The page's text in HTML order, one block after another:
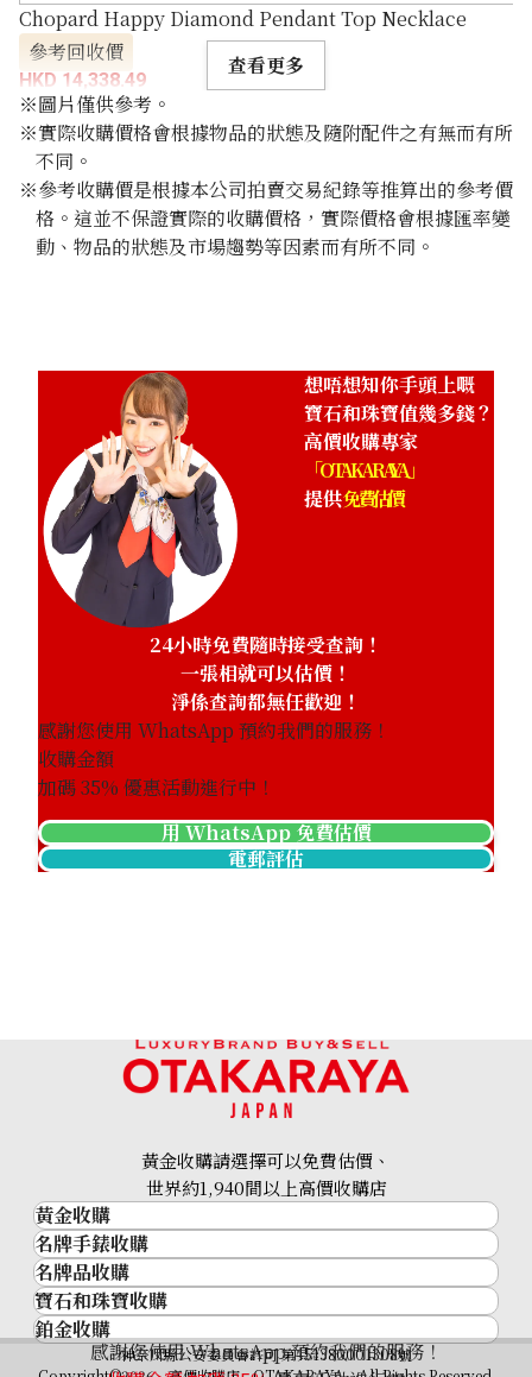
Chopard Happy Diamond Pendant Top Necklace
參考回收價
HKD 14,338.49
查看更多
※圖片僅供參考。
※實際收購價格會根據物品的狀態及隨附配件之有無而有所
不同。
※參考收購價是根據本公司拍賣交易紀錄等推算出的參考價
格。這並不保證實際的收購價格，實際價格會根據匯率變
動、物品的狀態及市場趨勢等因素而有所不同。
想唔想知你手頭上嘅
寶石和珠寶值幾多錢？
高價收購專家
「OTAKARAYA」
提供免費估價
24小時免費隨時接受查詢！
一張相就可以估價！
淨係查詢都無任歡迎！
感謝您使用 WhatsApp 預約我們的服務！
收購金額
加碼35% 優惠活動進行中！
用 WhatsApp 免費估價
電郵評估
感謝您使用 WhatsApp 預約我們的服務！
黃金收購請選擇可以免費估價、
世界約1,940間以上高價收購店
黃金收購
黃金･金條
金條
金幣及銀幣
過去十年黃金價格
金飾
名牌手錶收購
名牌手錶收購
勞力士 (Rolex)
Patek Philippe
Audemars Piguet
名牌品收購
名牌品收購
HERMES
LOUIS VUITTON
寶石和珠寶收購
寶石和珠寶
鉑金收購
神奈川縣公安委員會許可 第451380001308號